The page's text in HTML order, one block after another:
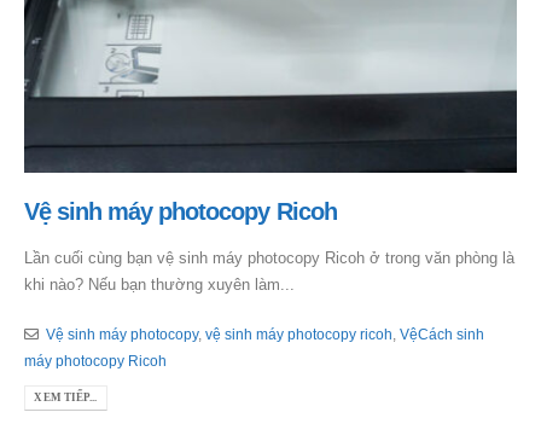
Vệ sinh máy photocopy Ricoh
Lần cuối cùng bạn vệ sinh máy photocopy Ricoh ở trong văn phòng là
khi nào? Nếu bạn thường xuyên làm...
Vệ sinh máy photocopy, vệ sinh máy photocopy ricoh VệCách sinh
máy photocopy Ricoh
XEM TIẾP...